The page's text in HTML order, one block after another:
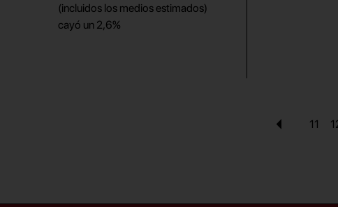
(incluidos los medios estimados)
cayó un 2,6%
11